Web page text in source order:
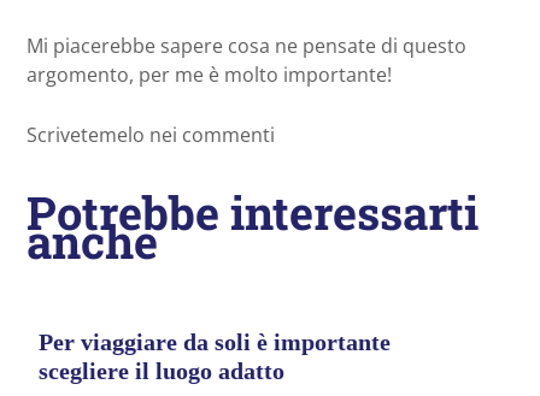
Mi piacerebbe sapere cosa ne pensate di questo
argomento, per me è molto importante!
Scrivetemelo nei commenti
Potrebbe interessarti
anche
Per viaggiare da soli è importante
scegliere il luogo adatto